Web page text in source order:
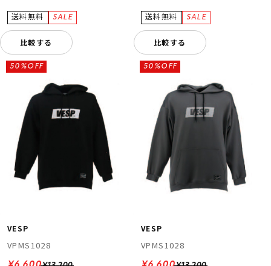
比較する 比較する
VESP
VPMS1028
50%OFF
VESP
VPMS1028
50%OFF